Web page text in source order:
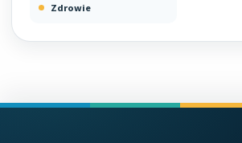
Zdrowie